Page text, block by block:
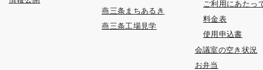
燕三条まちあるき
燕三条工場見学
ご利用にあたっ
料金表
使用申込書
会議室の空き状況
お弁当